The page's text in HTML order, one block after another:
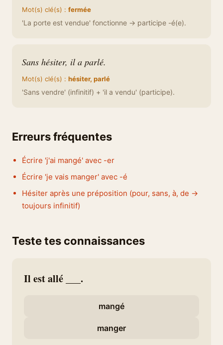
Mot(s) clé(s) : fermée
'La porte est vendue' fonctionne → participe -é(e).
Sans hésiter, il a parlé.
Mot(s) clé(s) : hésiter, parlé
'Sans vendre' (infinitif) + 'il a vendu' (participe).
Erreurs fréquentes
Écrire 'j'ai mangé' avec -er
Écrire 'je vais manger' avec -é
Hésiter après une préposition (pour, sans, à, de →
toujours infinitif)
Teste tes connaissances
Il est allé ___.
mangé
manger